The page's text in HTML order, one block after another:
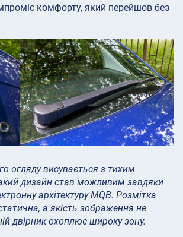
комфорту, який перейшов без
огляду висувається з тихим
дизайн став можливим завдяки
архітектуру MQB. Розмітка
а якість зображення не
двірник охоплює широку зону.